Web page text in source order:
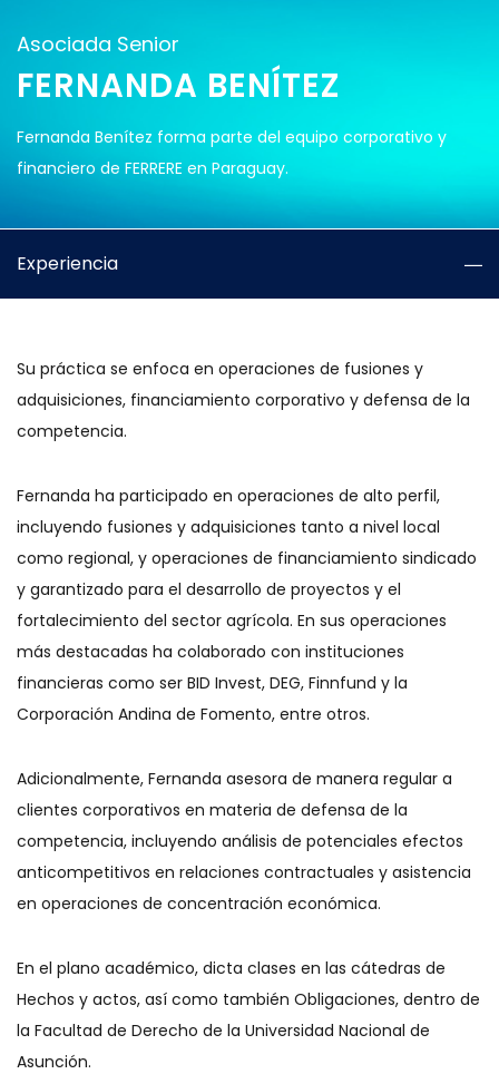
Asociada Senior
FERNANDA BENÍTEZ
Fernanda Benítez forma parte del equipo corporativo y
financiero de FERRERE en Paraguay.
Experiencia
Su práctica se enfoca en operaciones de fusiones y
adquisiciones, financiamiento corporativo y defensa de la
competencia.
Fernanda ha participado en operaciones de alto perfil,
incluyendo fusiones y adquisiciones tanto a nivel local
como regional, y operaciones de financiamiento sindicado
y garantizado para el desarrollo de proyectos y el
fortalecimiento del sector agrícola. En sus operaciones
más destacadas ha colaborado con instituciones
financieras como ser BID Invest, DEG, Finnfund y la
Corporación Andina de Fomento, entre otros.
Adicionalmente, Fernanda asesora de manera regular a
clientes corporativos en materia de defensa de la
competencia, incluyendo análisis de potenciales efectos
anticompetitivos en relaciones contractuales y asistencia
en operaciones de concentración económica.
En el plano académico, dicta clases en las cátedras de
Hechos y actos, así como también Obligaciones, dentro de
la Facultad de Derecho de la Universidad Nacional de
Asunción.